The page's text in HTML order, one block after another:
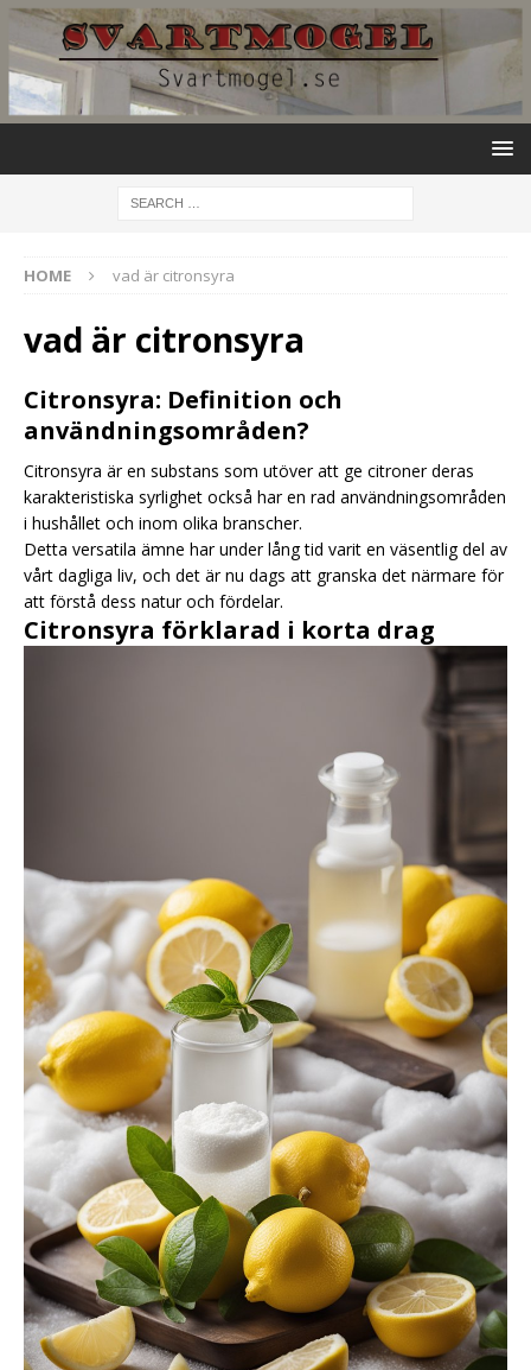
HOME vad är citronsyra
vad är citronsyra
Citronsyra: Definition och
användningsområden?
Citronsyra är en substans som utöver att ge citroner deras
karakteristiska syrlighet också har en rad användningsområden
i hushållet och inom olika branscher.
Detta versatila ämne har under lång tid varit en väsentlig del av
vårt dagliga liv, och det är nu dags att granska det närmare för
att förstå dess natur och fördelar.
Citronsyra förklarad i korta drag